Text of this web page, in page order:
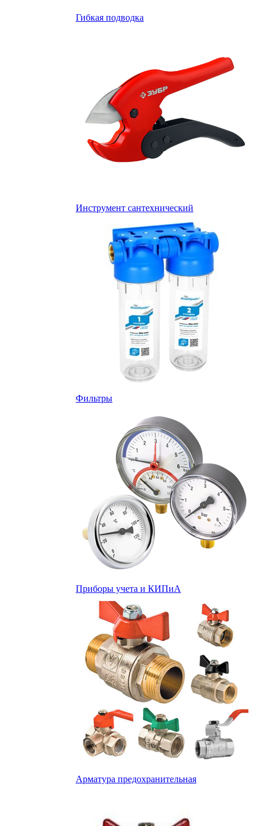
Гибкая подводка
Инструмент сантехнический
Фильтры
Приборы учета и КИПиА
Арматура предохранительная